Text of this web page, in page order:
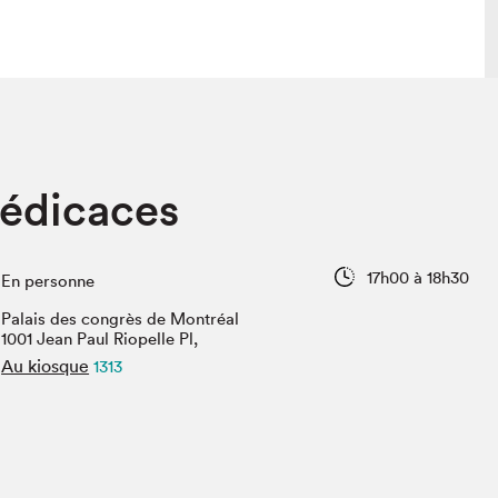
Vidéos et balados
En personne
17h00 à 18h30
Palais des congrès de Montréal
1001 Jean Paul Riopelle Pl,
Au kiosque 1313